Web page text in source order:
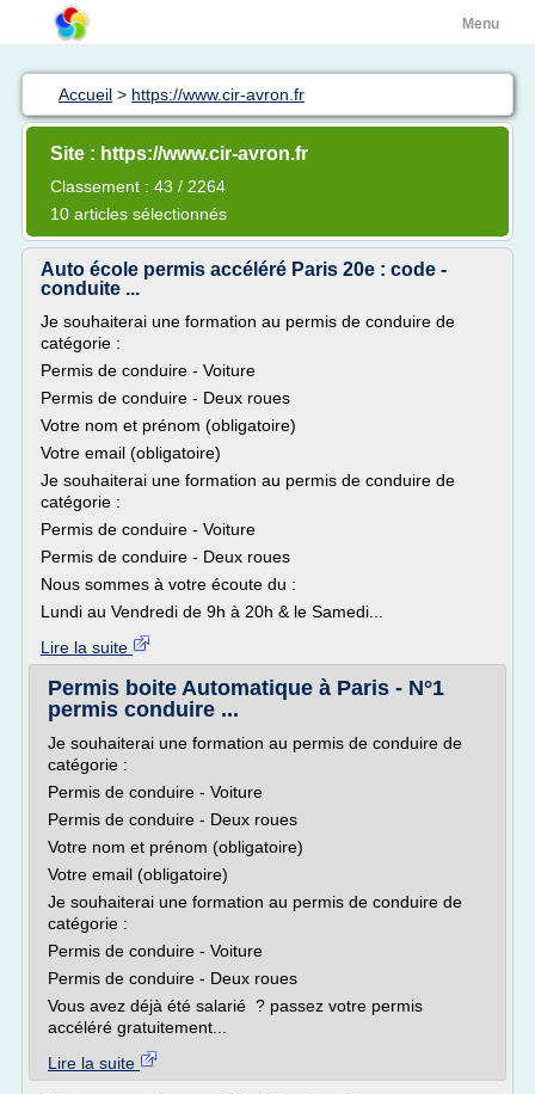
Menu
Accueil > https://www.cir-avron.fr
Site : https://www.cir-avron.fr
Classement : 43 / 2264
10 articles sélectionnés
Auto école permis accéléré Paris 20e : code -
conduite ...
Je souhaiterai une formation au permis de conduire de
catégorie :
Permis de conduire - Voiture
Permis de conduire - Deux roues
Votre nom et prénom (obligatoire)
Votre email (obligatoire)
Je souhaiterai une formation au permis de conduire de
catégorie :
Permis de conduire - Voiture
Permis de conduire - Deux roues
Nous sommes à votre écoute du :
Lundi au Vendredi de 9h à 20h & le Samedi...
Lire la suite
Permis boite Automatique à Paris - N°1
permis conduire ...
Je souhaiterai une formation au permis de conduire de
catégorie :
Permis de conduire - Voiture
Permis de conduire - Deux roues
Votre nom et prénom (obligatoire)
Votre email (obligatoire)
Je souhaiterai une formation au permis de conduire de
catégorie :
Permis de conduire - Voiture
Permis de conduire - Deux roues
Vous avez déjà été salarié ? passez votre permis
accéléré gratuitement...
Lire la suite